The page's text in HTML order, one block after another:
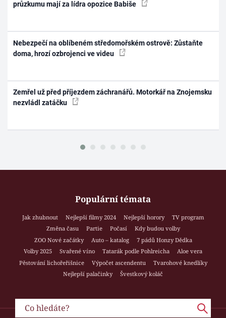
průzkumu mají za lídra opozice Babiše
Nebezpečí na oblíbeném středomořském ostrově: Zůstaňte
doma, hrozí ozbrojenci ve videu
Zemřel už před příjezdem záchranářů. Motorkář na Znojemsku
nezvládl zatáčku
Populární témata
Jak zhubnout Nejlepší filmy 2024 Nejlepší horory
TV program
Změna času
Partie Počasí
Kdy budou volby
ZOO Nové začátky
Auto – katalog
7 pádů Honzy Dědka
Volby 2025
Svařené víno Tatarák podle Pohlreicha
Aloe vera
Pěstování lichořeřišnice
Výpočet ascendentu
Tvarohové knedlíky
Nejlepší palačinky
Švestkový koláč